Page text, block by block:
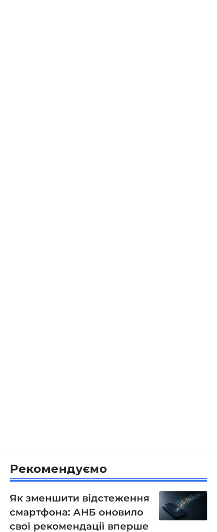
Рекомендуємо
Як зменшити відстеження
смартфона: АНБ оновило
свої рекомендації вперше